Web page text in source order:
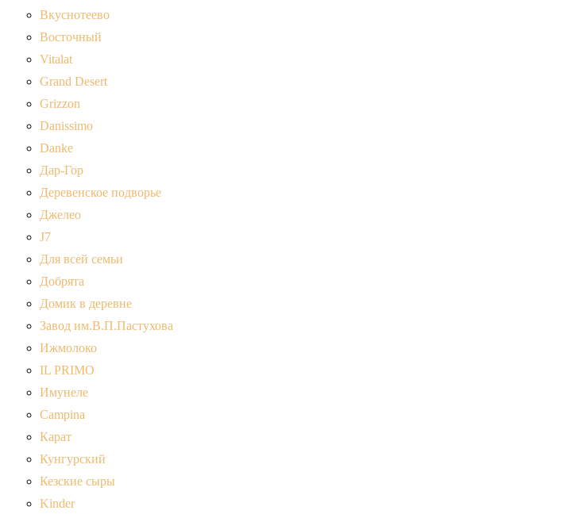
Вкуснотеево
Восточный
Vitalat
Grand Desert
Grizzon
Danissimo
Danke
Дар-Гор
Деревенское подворье
Джелео
J7
Для всей семьи
Добрята
Домик в деревне
Завод им.В.П.Пастухова
Ижмолоко
IL PRIMO
Имунеле
Campina
Карат
Кунгурский
Кезские сыры
Kinder